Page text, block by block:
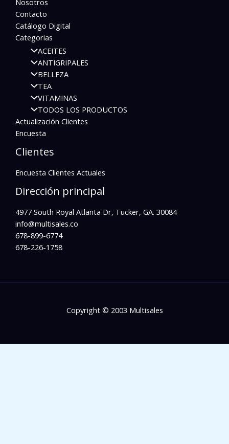
Contacto
Catálogo Digital
Categorias
ACEITES
ANTIGRIPALES
BELLEZA
TEA
VITAMINAS
TODOS LOS PRODUCTOS
Actualización Clientes
Encuesta
Clientes
Encuesta Clientes Actuales
Dirección principal
4977 South Royal Atlanta Dr, Tucker, GA. 30084
info@multisales.co​
678-899-6774
678-226-1758
Copyright © 2003 Multisales